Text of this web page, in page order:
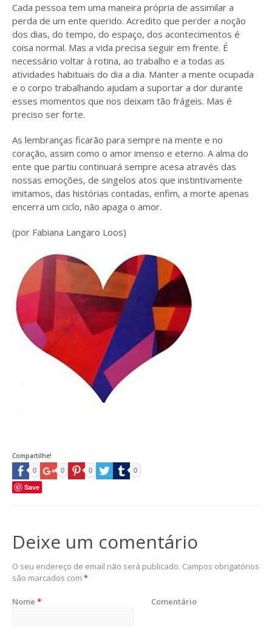
Cada pessoa tem uma maneira própria de assimilar a
perda de um ente querido. Acredito que perder a noção
dos dias, do tempo, do espaço, dos acontecimentos é
coisa normal. Mas a vida precisa seguir em frente. É
necessário voltar à rotina, ao trabalho e a todas as
atividades habituais do dia a dia. Manter a mente ocupada
e o corpo trabalhando ajudam a suportar a dor durante
esses momentos que nos deixam tão frágeis. Mas é
preciso ser forte.
As lembranças ficarão para sempre na mente e no
coração, assim como o amor imenso e eterno. A alma do
ente que partiu continuará sempre acesa através das
nossas emoções, de singelos atos que instintivamente
imitamos, das histórias contadas, enfim, a morte apenas
encerra um ciclo, não apaga o amor.
(por Fabiana Langaro Loos)
Compartilhe!
0 0 0 0
Save
Deixe um comentário
O seu endereço de email não será publicado. Campos obrigatórios
são marcados com *
Nome * Comentário